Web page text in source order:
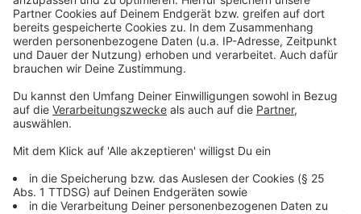
Hitsch.
Anzeige
Größte Weihnachtsfeier der Stadt
Anzeige
Die vierte Nominierung hat Radio Leverkusen in der
Kategorie „Promotion“ erhalten. Die Jury hat hier die